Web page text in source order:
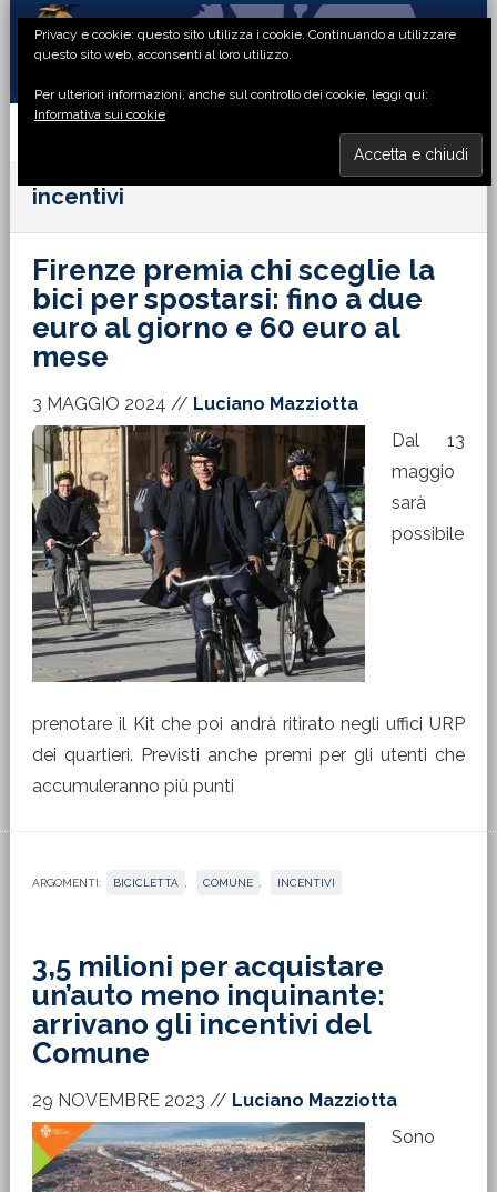
Passa
primaria
Passa
principale
Passa
laterale
Passa
di
incentivi
Firenze premia chi sceglie la
bici per spostarsi: fino a due
euro al giorno e 60 euro al
mese
3 MAGGIO 2024 // Luciano Mazziotta
Dal 13
maggio
sarà
possibile
prenotare il Kit che poi andrà ritirato negli uffici URP
dei quartieri. Previsti anche premi per gli utenti che
accumuleranno più punti
ARGOMENTI: BICICLETTA COMUNE INCENTIVI
3,5 milioni per acquistare
un’auto meno inquinante:
arrivano gli incentivi del
Comune
29 NOVEMBRE 2023 // Luciano Mazziotta
Sono
Privacy e cookie: questo sito utilizza i cookie. Continuando a utilizzare
questo sito web, acconsenti al loro utilizzo.
Per ulteriori informazioni, anche sul controllo dei cookie, leggi qui:
Informativa sui cookie